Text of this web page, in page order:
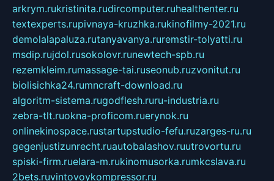
arkrym.rukristinita.rudircomputer.ruhealthenter.ru
textexperts.rupivnaya-kruzhka.rukinofilmy-2021.ru
demolalapaluza.rutanyavanya.ruremstir-tolyatti.ru
msdip.rujdol.rusokolovr.runewtech-spb.ru
rezemkleim.rumassage-tai.ruseonub.ruzvonitut.ru
biolisichka24.rumncraft-download.ru
algoritm-sistema.rugodflesh.ruru-industria.ru
zebra-tlt.ruokna-proficom.ruerynok.ru
onlinekinospace.rustartupstudio-fefu.ruzarges-ru.ru
gegenjustizunrecht.ruautobalashov.ruutrovortu.ru
spiski-firm.ruelara-m.rukinomusorka.rumkcslava.ru
2bets.ruvintovoykompressor.ru